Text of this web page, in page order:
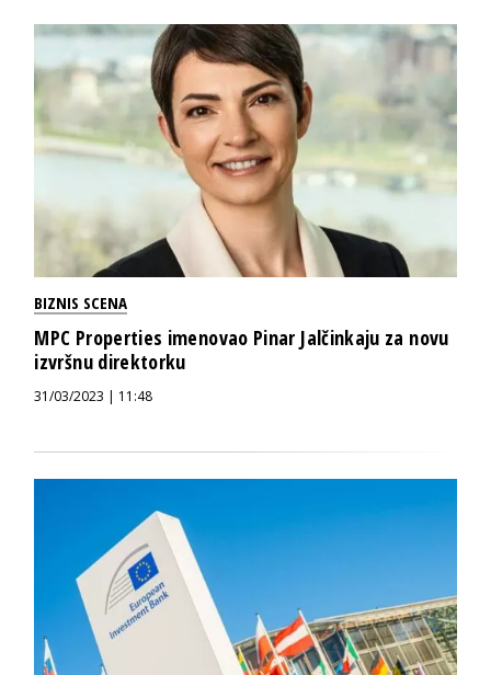
BIZNIS SCENA
MPC Properties imenovao Pinar Jalčinkaju za novu
izvršnu direktorku
31/03/2023 | 11:48